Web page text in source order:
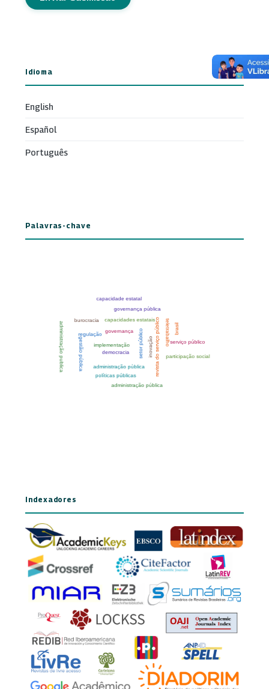
Idioma
English
Español
Português
Palavras-chave
Indexadores